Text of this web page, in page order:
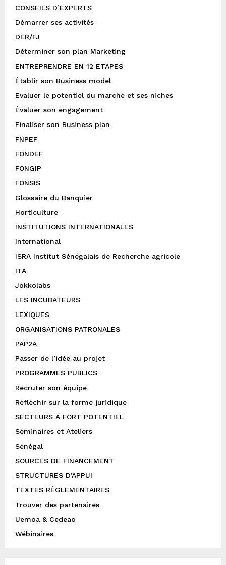
CONSEILS D’EXPERTS
Démarrer ses activités
DER/FJ
Déterminer son plan Marketing
ENTREPRENDRE EN 12 ETAPES
Établir son Business model
Evaluer le potentiel du marché et ses niches
Évaluer son engagement
Finaliser son Business plan
FNPEF
FONDEF
FONGIP
FONSIS
Glossaire du Banquier
Horticulture
INSTITUTIONS INTERNATIONALES
International
ISRA Institut Sénégalais de Recherche agricole
ITA
Jokkolabs
LES INCUBATEURS
LEXIQUES
ORGANISATIONS PATRONALES
PAP2A
Passer de l’idée au projet
PROGRAMMES PUBLICS
Recruter son équipe
Réfléchir sur la forme juridique
SECTEURS A FORT POTENTIEL
Séminaires et Ateliers
Sénégal
SOURCES DE FINANCEMENT
STRUCTURES D’APPUI
TEXTES RÉGLEMENTAIRES
Trouver des partenaires
Uemoa & Cedeao
Wébinaires